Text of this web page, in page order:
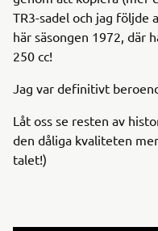
TR3-sadel och jag följde
här säsongen 1972, där
250 cc!
Jag var definitivt
Låt oss se resten av
den dåliga kvaliteten
talet!)